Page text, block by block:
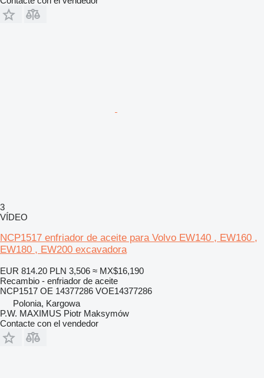
3
VÍDEO
NCP1517 enfriador de aceite para Volvo EW140 , EW160 ,
EW180 , EW200 excavadora
EUR 814.20 PLN 3,506 ≈ MX$16,190
Recambio - enfriador de aceite
NCP1517 OE 14377286 VOE14377286
Polonia, Kargowa
P.W. MAXIMUS Piotr Maksymów
Contacte con el vendedor